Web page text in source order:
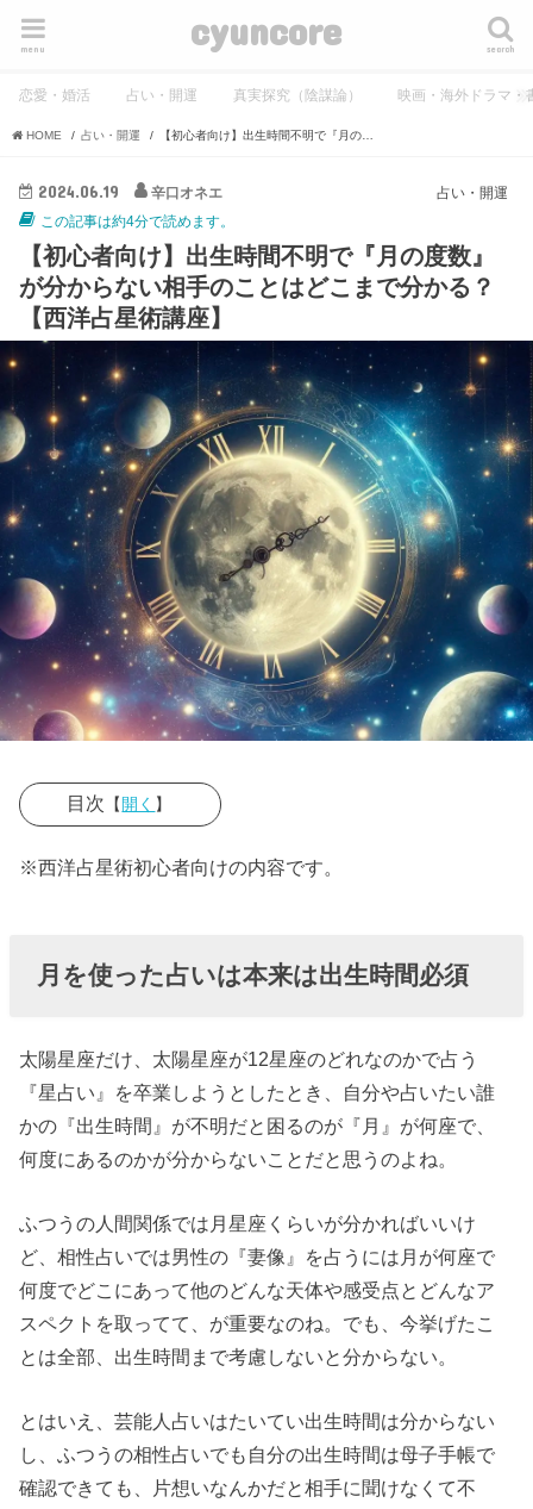
cyuncore search
menu
恋愛・婚活 占い・開運 真実探究（陰謀論） 映画・海外ドラマ・
HOME 占い・開運
占い・開運
2024.06.19
辛口オネエ
この記事は約4分で読めます。
【初心者向け】出生時間不明で『月の度数』
が分からない相手のことはどこまで分かる？
【西洋占星術講座】
目次 【開く 】
› 月を使った占
› 月は1日12度
する日に生ま
れた場合は出
生時間不明だ
明』としてお
くのが無難
※西洋占星術初心者向けの内容です。
月を使った占いは本来は出生時間必須
太陽星座だけ、太陽星座が12星座のどれなのかで占う
『星占い』を卒業しようとしたとき、自分や占いたい誰
かの『出生時間』が不明だと困るのが『月』が何座で、
何度にあるのかが分からないことだと思うのよね。
ふつうの人間関係では月星座くらいが分かればいいけ
ど、相性占いでは男性の『妻像』を占うには月が何座で
何度でどこにあって他のどんな天体や感受点とどんなア
スペクトを取ってて、が重要なのね。でも、今挙げたこ
とは全部、出生時間まで考慮しないと分からない。
とはいえ、芸能人占いはたいてい出生時間は分からない
し、ふつうの相性占いでも自分の出生時間は母子手帳で
確認できても、片想いなんかだと相手に聞けなくて不